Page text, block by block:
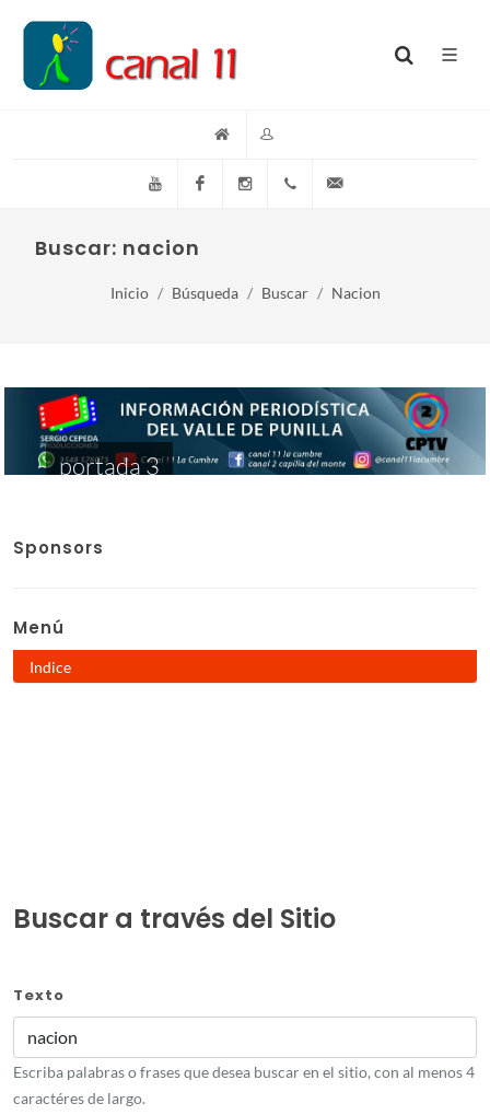
YouTube FacebookInstagram(+54)(9)3548-576073
Buscar: nacion
Inicio Búsqueda Buscar Nacion
portada 3
Sponsors
Menú
Indice
Buscar a través del Sitio
Texto
Escriba palabras o frases que desea buscar en el sitio, con al menos 4
caractéres de largo.